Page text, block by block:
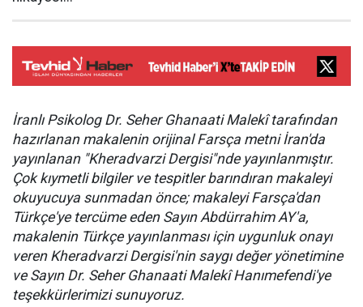
İranlı Psikolog Dr. Seher Ghanaati Malekî tarafından
hazırlanan makalenin orijinal Farsça metni İran'da
yayınlanan "Kheradvarzi Dergisi"nde yayınlanmıştır.
Çok kıymetli bilgiler ve tespitler barındıran makaleyi
okuyucuya sunmadan önce; makaleyi Farsça'dan
Türkçe'ye tercüme eden Sayın Abdürrahim AY'a,
makalenin Türkçe yayınlanması için uygunluk onayı
veren Kheradvarzi Dergisi'nin saygı değer yönetimine
ve Sayın Dr. Seher Ghanaati Malekî Hanımefendi'ye
teşekkürlerimizi sunuyoruz.